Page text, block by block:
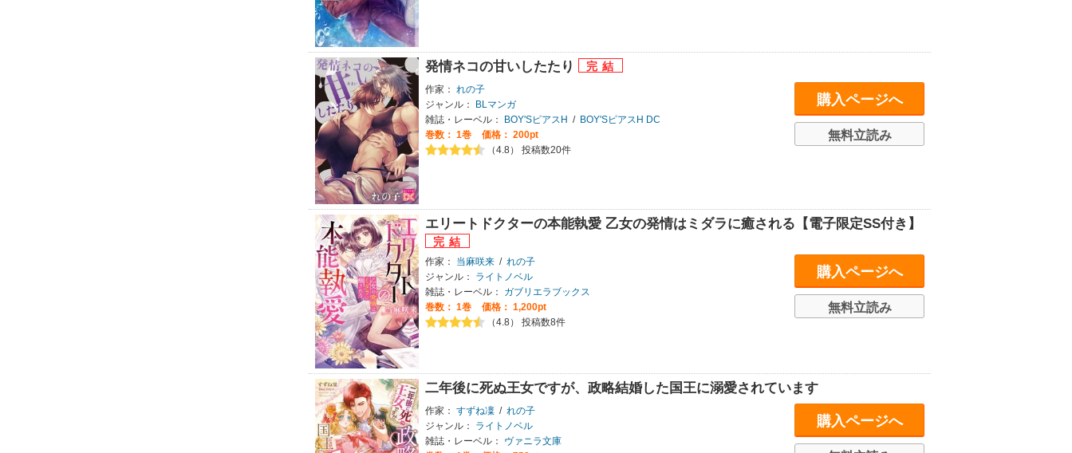
発情ネコの甘いしたたり
作家： れの子
ジャンル：
BLマンガ
雑誌・レーベル：
BOY'SピアスH /
BOY'SピアスH DC
巻数： 1巻
価格： 200pt
（4.8） 投稿数20件
購入ページへ
無料立読み
エリートドクターの本能執愛 乙女の発情はミダラに癒される【電子限定SS付き】
作家： 当麻咲来 / れの子
ジャンル：
ライトノベル
雑誌・レーベル：
ガブリエラブックス
巻数： 1巻
価格： 1,200pt
（4.8） 投稿数8件
購入ページへ
無料立読み
二年後に死ぬ王女ですが、政略結婚した国王に溺愛されています
作家： すずね凜 / れの子
ジャンル：
ライトノベル
雑誌・レーベル：
ヴァニラ文庫
購入ページへ